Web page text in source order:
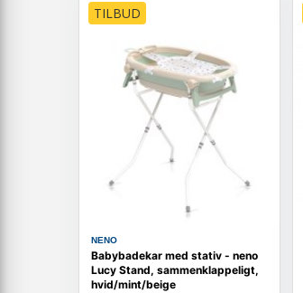
TILBUD
NENO
Babybadekar med stativ - neno
Lucy Stand, sammenklappeligt,
hvid/mint/beige